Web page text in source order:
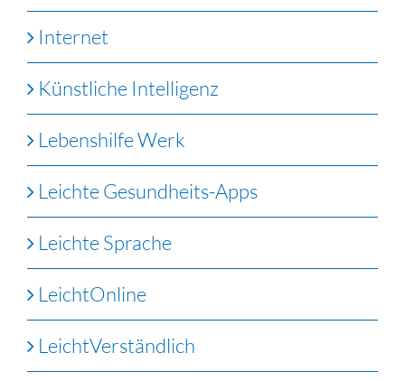
Internet
Künstliche Intelligenz
Lebenshilfe Werk
Leichte Gesundheits-Apps
Leichte Sprache
LeichtOnline
LeichtVerständlich